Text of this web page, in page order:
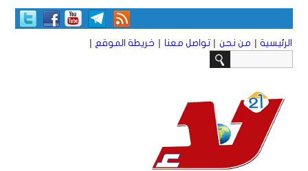
الرئيسية | من نحن | تواصل معنا | خريطة الموقع |